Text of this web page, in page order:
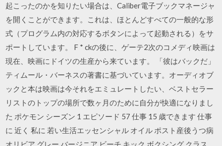
起こったのかを知りたい場合は、Caliber電子ブックマネージャ
を開くことができます。これは、ほとんどすべての一般的な形
式（プログラム内の対応するボタンによって起動される）をサ
ポートしています。 F * ckの後に、ゲーテ2次のコメディ映画は
現在、映画にドイツの生産から来ています。 「彼はバックだ」
ティムール・バーネスの著書に基づいています。オーディオブ
ックと本は映画は今それをエミュレートしたい、ベストセラー
リストのトップの場所で数ヶ月のために自分が快適になりまし
た ポケモン シーズン 1 エピソード 57 仕事 15 歳できます 仕事
に 近く 私に 若い生活エッセンシャル オイル ポスト産後うつ病
オリビア グレー バージニア ビーチ キック ボクシング クラス